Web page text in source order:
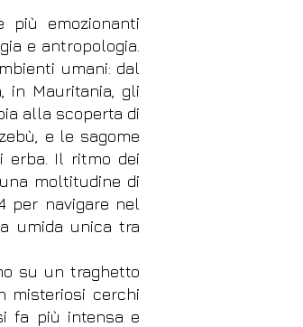
più emozionanti
e antropologia.
umani: dal
in Mauritania, gli
alla scoperta di
e le sagome
erba. Il ritmo dei
moltitudine di
per navigare nel
umida unica tra
su un traghetto
misteriosi cerchi
fa più intensa e